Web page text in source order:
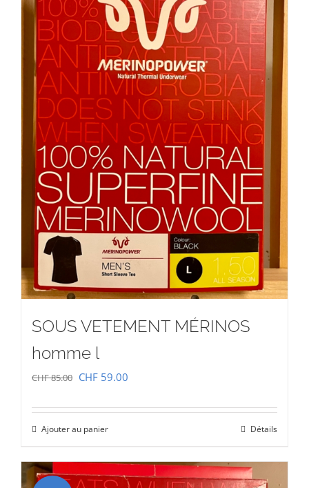
SOUS VETEMENT MÉRINOS
homme l
CHF85.00 Le
initial
était :
CHF 85.00.
CHF 59.00
actuel
CHF 59.00.
Ajouter au panier Détails